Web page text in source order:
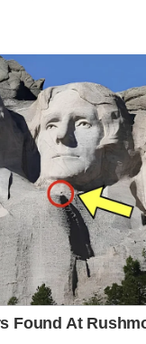
'പിന്തുണ വേണ്ട,
നിന്ന്
ജയരാജന്
അർജുൻ